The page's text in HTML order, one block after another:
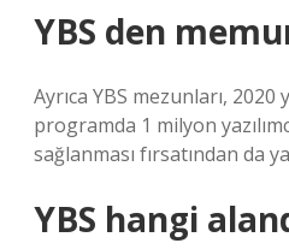
YBS den
Ayrıca YBS mezunları, 2020
programda 1 milyon
sağlanması fırsatından da
YBS hangi